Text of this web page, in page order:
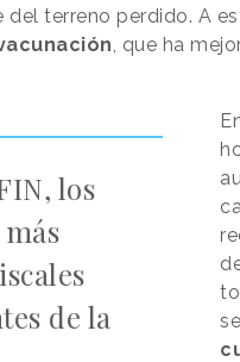
del terreno perdido. A
, que ha
los
de la